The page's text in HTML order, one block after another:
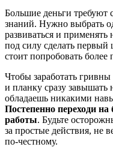
Большие деньги требуют
знаний. Нужно выбрать
развиваться и
под силу сделать первый
стоит попробовать более
Чтобы заработать
и планку сразу
обладаешь никакими
Постепенно переходи
работы. Будьте
за простые действия, не
по-честному.